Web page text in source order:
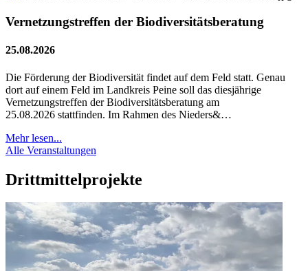
Vernetzungstreffen der Biodiversitätsberatung
25.08.2026
Die Förderung der Biodiversität findet auf dem Feld statt. Genau
dort auf einem Feld im Landkreis Peine soll das diesjährige
Vernetzungstreffen der Biodiversitätsberatung am
25.08.2026 stattfinden. Im Rahmen des Nieders&…
Mehr lesen...
Alle Veranstaltungen
Drittmittelprojekte